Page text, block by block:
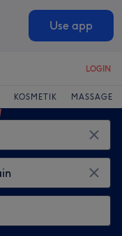
Use app
LOGIN
KOSMETIK MASSAGE